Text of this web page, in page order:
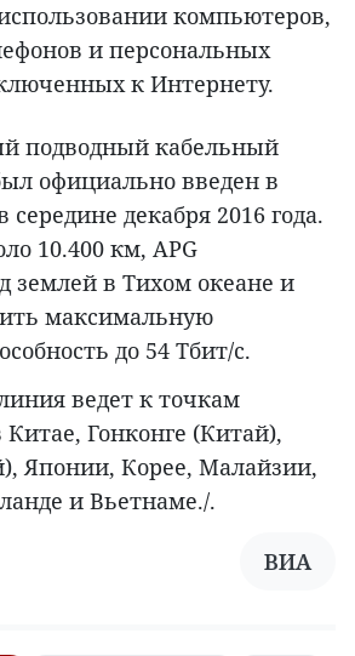
компьютеров,
и персональных
к Интернету.
подводный кабельный
официально введен в
декабря 2016 года.
10.400 км, APG
землей в Тихом океане и
максимальную
до 54 Тбит/с.
ведет к точкам
Гонконге (Китай),
Японии, Корее, Малайзии,
и Вьетнаме./.
ВИА